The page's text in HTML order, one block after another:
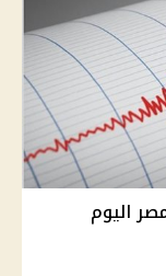
اليوم